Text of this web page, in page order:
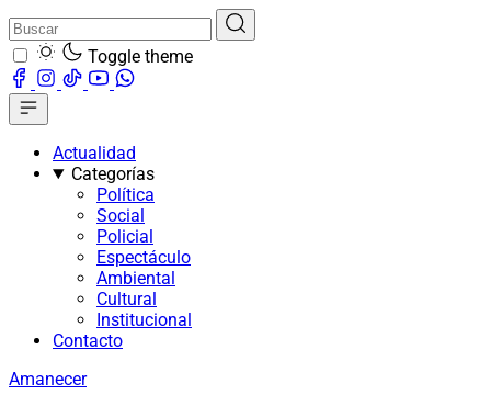
Toggle theme
Actualidad
Categorías
Política
Social
Policial
Espectáculo
Ambiental
Cultural
Institucional
Contacto
Amanecer